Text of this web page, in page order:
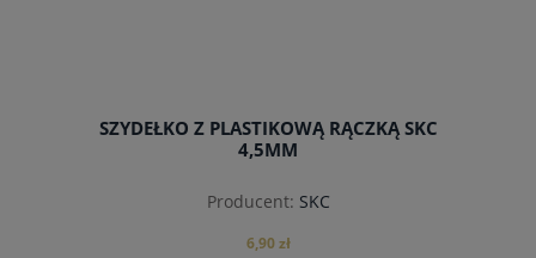
SZYDEŁKO Z PLASTIKOWĄ RĄCZKĄ SKC
4,5MM
Producent: SKC
6,90 zł